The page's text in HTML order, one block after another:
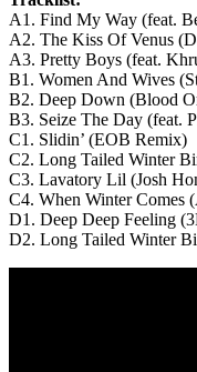
A1. Find My Way (feat.
A2. The Kiss Of Venus
A3. Pretty Boys (feat.
B1. Women And Wives
B2. Deep Down (Blood
B3. Seize The Day (feat.
C1. Slidin’ (EOB Remix)
C2. Long Tailed Winter
C3. Lavatory Lil (Josh
C4. When Winter Comes
D1. Deep Deep Feeling
D2. Long Tailed Winter